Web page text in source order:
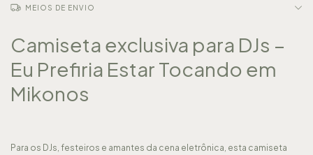
MEIOS DE ENVIO
Camiseta exclusiva para DJs –
Eu Prefiria Estar Tocando em
Mikonos
Para os DJs, festeiros e amantes da cena eletrônica, esta camiseta